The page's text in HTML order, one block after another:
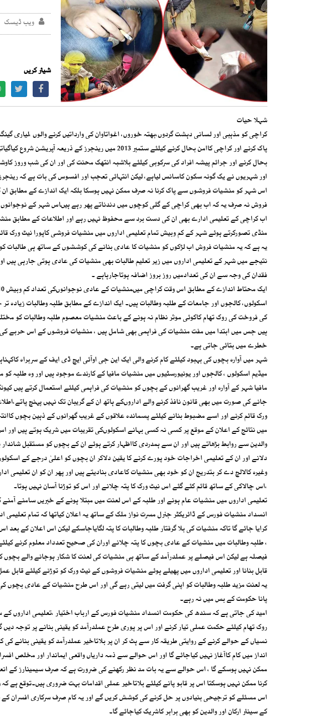
ویب ڈیسک
شیئر کریں
شہلا حیات
کراچی کو مذہبی اور لسانی دہشت گردوں،بھتہ خوروں، اغواتاوان کی وارداتیں کرنے والوں ،لیاری
پاک کرنے اور کراچی کاامن بحال کرنے کیلئے ستمبر 2013 میں
بحال کرنے اور جرائم پیشہ افراد کی سرکوبی کیلئے بلاشبہ انتھک محنت کی اور ان کی شب
اور شہریوں نے یک گونہ سکون کاسانس لیاہے، لیکن انتہائی تعجب اور افسوس کی بات ہے کہ رینجرز
اس شہر کو منشیات فروشوں سے پاک کرنا نہ صرف ممکن نہیں ہوسکا بلکہ ایک اندازے کے مطابق
فروش نہ صرف یہ کہ اب بھی کراچی کے گلی کوچوں میں دندناتے پھر رہے ہیںاس شہر کے نوجوانوں
اب کراچی کے تعلیمی ادارے بھی ان کی دست برد سے محفوظ نہیں رہے اور اطلاعات کے مطابق
منڈی تصورکرتے ہوئے شہر کے کم وبیش تمام تعلیمی اداروں میں منشیات فروشی کاپورا نیٹ
یہ ہے کہ یہ منشیات فروش اب لڑکوں کو منشیات کا عادی بنانے کی کوششوں کے ساتھ ہی طالبات
نتیجے میں شہر کے تعلیمی اداروں میں زیر تعلیم طالبات بھی منشیات کی عادی ہوتی جارہی ہیں
فقدان کی وجہ سے ان کی تعدادمیں روز بروز اضافہ ہوتاجارہاہے ۔
اسکولوں، کالجوں اور جامعات کے طلبہ وطالبات ہیں۔ ایک اندازے کے مطابق طلبہ وطالبات
کی فروخت کی روک تھام کاکوئی موثر نظام نہ ہونے کے باعث منشیات معصوم طلبہ وطالبات کو
خطرے میں بتائی جاتی ہے۔
شہر میں آوارہ بچوں کی بہبود کیلئے کام کرنے والی ایک این جی اوآئی ایچ ڈی ایف کے سربراہ
میڈیم اسکولوں ، کالجوں اور یونیورسٹیوں میں منشیات مافیا کے کارندے موجود ہیں اور وہ طلبہ
مافیا شہر کے آوارہ اور غریب گھرانوں کے بچوں کو منشیات کی فراہمی کیلئے استعمال کرتے ہیں
جانے کی صورت میں بھی قانون نافذ کرنے والے اداروںکے ہاتھ ان کے گریبان تک نہیں پہنچ
ورک قائم کرنے اور اسے مضبوط بنانے کیلئے پسماندہ علاقوں کے غریب گھرانوں کے ذہین بچوں
میں نتائج کے اعلان کے موقع پر کسی نہ کسی بہانے اسکولوںکی تقریبات میں شریک ہوتے ہیں
والدین سے روابط بڑھاتے ہیں اور ان سے ہمدردی کااظہار کرتے ہوئے ان کے بچوں کو مستقبل
دلانے اور ان کے تعلیمی اخراجات خود پورے کرنے کا یقین دلاکر ان بچوں کو اعلیٰ درجے کے
وغیرہ کالالچ دے کر بتدریج ان کو خود بھی منشیات کاعادی بنادیتے ہیں اور پھر ان کو ان تعلیمی
،اس چالاکی کے ساتھ قائم کئے گئے اس نیٹ ورک کا پتہ چلانے اور اس کو توڑنا آسان نہیں ہوتا۔
تعلیمی اداروں میں منشیات عام ہونے اور طلبہ کے اس لعنت میں مبتلا ہونے کے خبریں سامنے
انسداد منشیات فورس کے ڈائریکٹر جنرل مسرت نواز ملک کے ساتھ یہ اعلان کیاتھا کہ تمام تعلیمی
کرایا جائے گا تاکہ منشیات کی بلا گرفتار طلبہ وطالبات کا پتہ لگایاجاسکے لیکن اس اعلان کے
، طلبہ وطالبات میں منشیات کے عادی بچوں کا پتہ چلانے اوران کی صحیح تعدداد معلوم کرنے
فیصلہ ہے لیکن اس فیصلے پر عملدرآمد کے ساتھ ہی منشیات کی لعنت کا شکار ہوجانے والے
قابل بنانا اور تعلیمی اداروں میں پھیلے ہوئے منشیات فروشوں کے نیٹ ورک کو توڑنے کیلئے
یہ لعنت مزید طلبہ وطالبات کو اپنی گرفت میں لیتی رہے گی اور اس طرح منشیات کے عادی بچوں
پانا حکومت کے بس میں نہ رہے۔
امید کی جاتی ہے کہ سندھ کی حکومت انسداد منشیات فورس کے ارباب اختیار ،تعلیمی اداروں کے
روک تھام کیلئے حکمت عملی تیار کرنے اور اس پر پوری طرح عملدرآمد کو یقینی بنانے پر توجہ
نسیاں کے حوالے کرنے کے روایتی طریقہ کار سے ہٹ کر ان پر بلاتاخیر عملدرآمد کو یقینی
انداز میں کام کاآغاز نہیں کیاجائے گا اور اس حوالے سے ذمہ داریاں واقعی ایماندار اور مخلص
ممکن نہیں ہوسکے گا ، اس حوالے سے یہ بات مد نظر رکھنے کی ضرورت ہے کہ صرف سیمینارز کے
کرنا ممکن نہیں ہوسکتا اس پر قابو پانے کیلئے بلاتاخیر عملی اقدامات بہت ضروری ہیں۔توقع
اس مسئلے کو ترجیحی بنیادوں پر حل کرنے کی کوشش کریں گے اور یہ کام صرف سرکاری افسران کے
کے سینئر ارکان اور والدین کو بھی برابر کاشریک کیاجائے گا۔